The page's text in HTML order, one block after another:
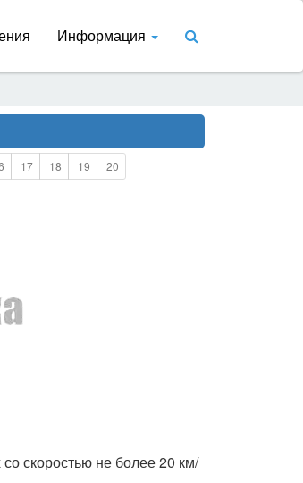
Информация
17 18 19 20
скоростью не более 20 км/